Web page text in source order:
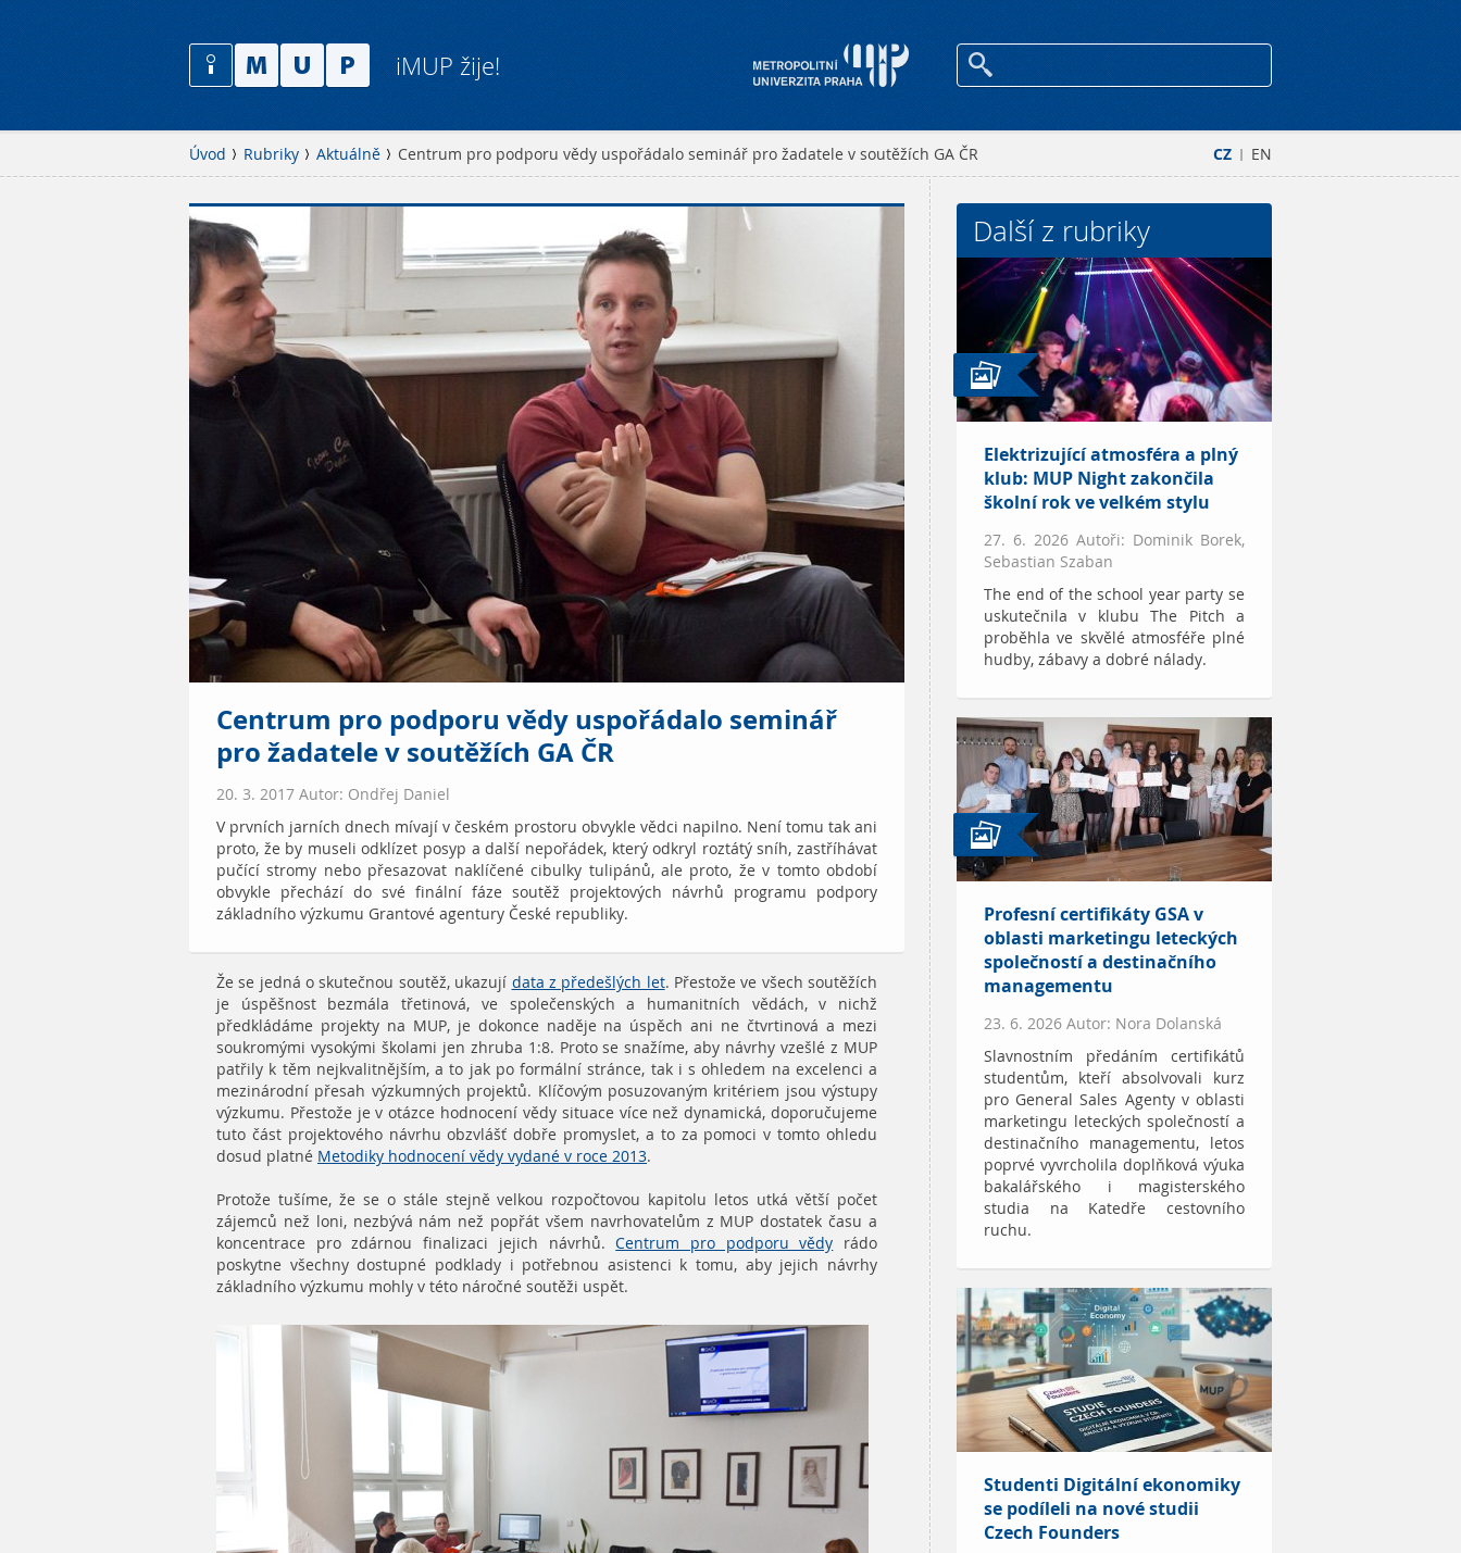
iMUP žije!
CZ | EN
Úvod Rubriky Aktuálně Centrum pro podporu vědy uspořádalo seminář pro žadatele v soutěžích GA ČR
Centrum pro podporu vědy uspořádalo seminář
pro žadatele v soutěžích GA ČR
20. 3. 2017 Autor: Ondřej Daniel
V prvních jarních dnech mívají v českém prostoru obvykle vědci napilno. Není tomu tak ani
proto, že by museli odklízet posyp a další nepořádek, který odkryl roztátý sníh, zastříhávat
pučící stromy nebo přesazovat naklíčené cibulky tulipánů, ale proto, že v tomto období
obvykle přechází do své finální fáze soutěž projektových návrhů programu podpory
základního výzkumu Grantové agentury České republiky.
Že se jedná o skutečnou soutěž, ukazují data z předešlých let. Přestože ve všech soutěžích
je úspěšnost bezmála třetinová, ve společenských a humanitních vědách, v nichž
předkládáme projekty na MUP, je dokonce naděje na úspěch ani ne čtvrtinová a mezi
soukromými vysokými školami jen zhruba 1:8. Proto se snažíme, aby návrhy vzešlé z MUP
patřily k těm nejkvalitnějším, a to jak po formální stránce, tak i s ohledem na excelenci a
mezinárodní přesah výzkumných projektů. Klíčovým posuzovaným kritériem jsou výstupy
výzkumu. Přestože je v otázce hodnocení vědy situace více než dynamická, doporučujeme
tuto část projektového návrhu obzvlášť dobře promyslet, a to za pomoci v tomto ohledu
dosud platné Metodiky hodnocení vědy vydané v roce 2013.
Protože tušíme, že se o stále stejně velkou rozpočtovou kapitolu letos utká větší počet
zájemců než loni, nezbývá nám než popřát všem navrhovatelům z MUP dostatek času a
koncentrace pro zdárnou finalizaci jejich návrhů.Centrum pro podporu vědy rádo
poskytne všechny dostupné podklady i potřebnou asistenci k tomu, aby jejich návrhy
základního výzkumu mohly v této náročné soutěži uspět.
Další z rubriky
Elektrizující atmosféra a plný
klub: MUP Night zakončila
školní rok ve velkém stylu
27. 6. 2026 Autoři: Dominik Borek,
Sebastian Szaban
The end of the school year party se
uskutečnila v klubu The Pitch a
proběhla ve skvělé atmosféře plné
hudby, zábavy a dobré nálady.
Profesní certifikáty GSA v
oblasti marketingu leteckých
společností a destinačního
managementu
23. 6. 2026 Autor: Nora Dolanská
Slavnostním předáním certifikátů
studentům, kteří absolvovali kurz
pro General Sales Agenty v oblasti
marketingu leteckých společností a
destinačního managementu, letos
poprvé vyvrcholila doplňková výuka
bakalářského i magisterského
studia na Katedře cestovního
ruchu.
Studenti Digitální ekonomiky
se podíleli na nové studii
Czech Founders